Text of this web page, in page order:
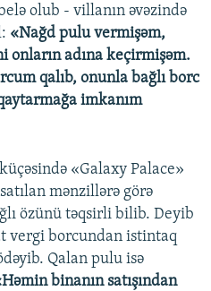
olub - villanın əvəzində
«Nağd pulu vermişəm,
adına keçirmişəm.
qalıb, onunla bağlı borc
imkanım
«Galaxy Palace»
mənzillərə görə
özünü təqsirli bilib. Deyib
vergi borcundan istintaq
Qalan pulu isə
binanın satışından